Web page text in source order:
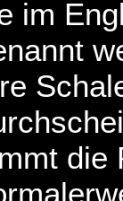
im
die